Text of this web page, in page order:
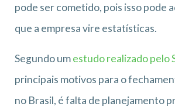
pode ser cometido, pois isso pode
que a empresa vire estatísticas.
Segundo umestudo realizado pelo
principais motivos para o
no Brasil, é falta de planejamento